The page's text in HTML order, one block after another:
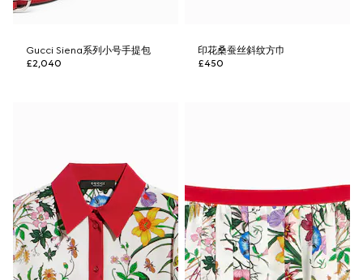
Gucci Siena系列小号手提包
£2,040
印花桑蚕丝斜纹方巾
£450